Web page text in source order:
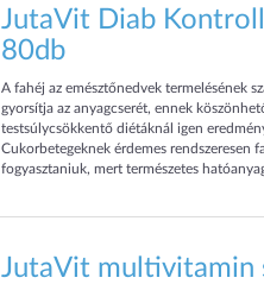
JutaVit Diab
80db
A fahéj az emésztőnedvek termelésének
gyorsítja az anyagcserét, ennek
testsúlycsökkentő diétáknál igen
Cukorbetegeknek érdemes rendszeresen
fogyasztaniuk, mert természetes
JutaVit multivitamin